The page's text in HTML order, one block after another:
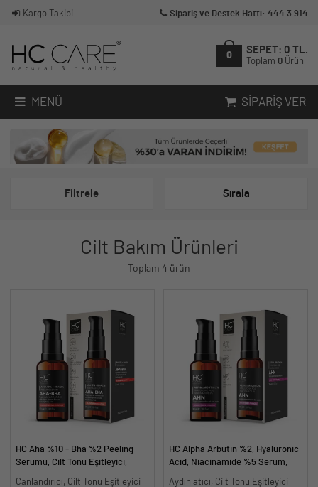
Kargo Takibi Sipariş ve Destek Hattı: 444 3 914
0
SEPET: 0 TL.
Toplam 0 Ürün
MENÜ SIPARIŞ VER
Filtrele Sırala
Cilt Bakım Ürünleri
Toplam 4 ürün
HC Aha %10 - Bha %2 Peeling
Serumu, Cilt Tonu Eşitleyici,
Canlandırıcı, Cilt Tonu Eşitleyici
HC Alpha Arbutin %2, Hyaluronic
Acid, Niacinamide %5 Serum,
Aydınlatıcı, Cilt Tonu Eşitleyici